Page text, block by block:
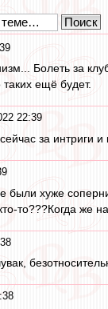
Болеть за
ещё будет.
22:39
за интриги
хуже
то???Когда же